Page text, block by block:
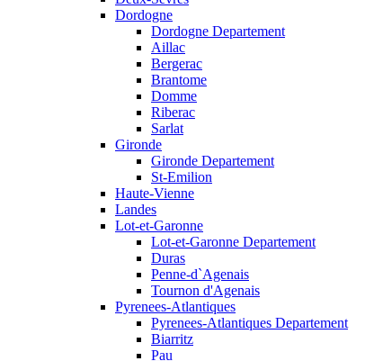
Dordogne
Dordogne Departement
Aillac
Bergerac
Brantome
Domme
Riberac
Sarlat
Gironde
Gironde Departement
St-Emilion
Haute-Vienne
Landes
Lot-et-Garonne
Lot-et-Garonne Departement
Duras
Penne-d`Agenais
Tournon d'Agenais
Pyrenees-Atlantiques
Pyrenees-Atlantiques Departement
Biarritz
Pau